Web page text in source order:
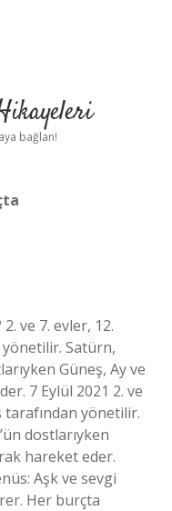
bağlan!
ve 7. evler, 12.
yönetilir. Satürn,
Güneş, Ay ve
7 Eylül 2021 2. ve
tarafından yönetilir.
dostlarıyken
hareket eder.
Aşk ve sevgi
Her burçta